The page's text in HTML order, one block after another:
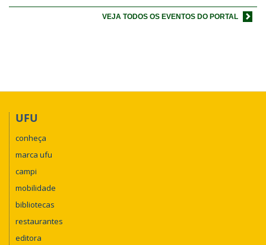
VEJA TODOS OS EVENTOS DO PORTAL
UFU
conheça
marca ufu
campi
mobilidade
bibliotecas
restaurantes
editora